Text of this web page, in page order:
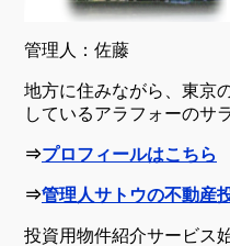
管理人：佐藤
地方に住みながら、東京
しているアラフォーのサ
⇒プロフィールはこちら
⇒管理人サトウの不動産
投資用物件紹介サービス